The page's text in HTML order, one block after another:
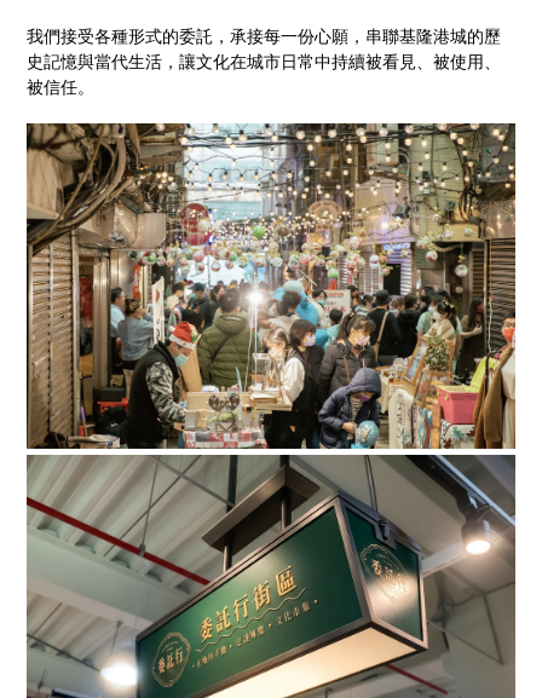
我們接受各種形式的委託，承接每一份心願，串聯基隆港城的歷
史記憶與當代生活，讓文化在城市日常中持續被看見、被使用、
被信任。